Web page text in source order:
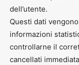
dell’utente.
Questi dati
informazioni
controllarne il
cancellati